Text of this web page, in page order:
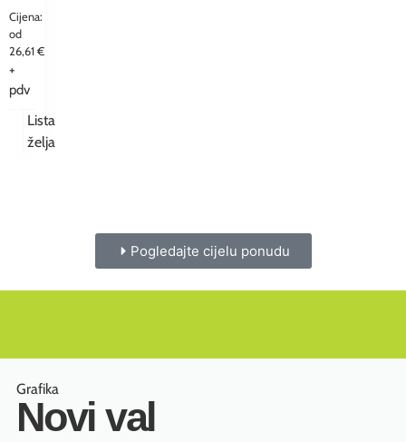
Cijena:
od
26,61 €
+
pdv
Lista
želja
Pogledajte cijelu ponudu
Grafika
Novi val